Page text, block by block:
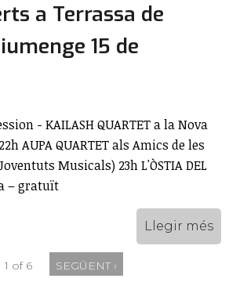
a Terrassa de
15 de
- KAILASH QUARTET a la Nova
AUPA QUARTET als Amics de les
Musicals) 23h L'ÒSTIA DEL
– gratuït
Llegir més
1 of 6 SEGÜENT ›